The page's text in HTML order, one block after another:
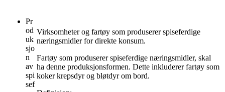
Pr
od
uk
sjo
n
av
spi
sef
Virksomheter og fartøy som produserer spiseferdige
næringsmidler for direkte konsum.
Fartøy som produserer spiseferdige næringsmidler, skal
ha denne produksjonsformen. Dette inkluderer fartøy som
koker krepsdyr og bløtdyr om bord.